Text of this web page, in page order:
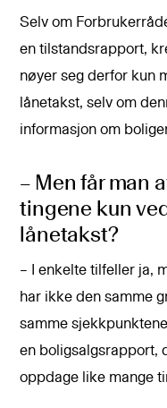
Selv om
en tilstandsrapport,
nøyer seg derfor kun
lånetakst, selv om
informasjon om
– Men får man
tingene kun
lånetakst?
– I enkelte tilfeller ja,
har ikke den samme
samme
en boligsalgsrapport,
oppdage like mange